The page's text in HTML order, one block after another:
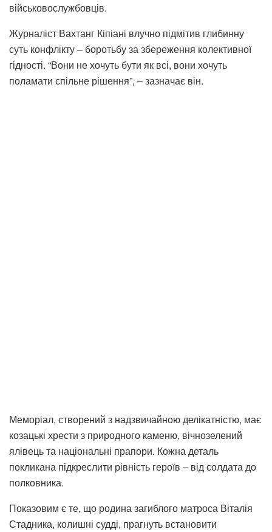
військовослужбовців.
Журналіст Вахтанг Кіпіані влучно підмітив глибинну
суть конфлікту – боротьбу за збереження колективної
гідності. “Вони не хочуть бути як всі, вони хочуть
поламати спільне рішення”, – зазначає він.
Меморіал, створений з надзвичайною делікатністю, має
козацькі хрести з природного каменю, вічнозелений
ялівець та національні прапори. Кожна деталь
покликана підкреслити рівність героїв – від солдата до
полковника.
Показовим є те, що родина загиблого матроса Віталія
Стадника, колишні судді, прагнуть встановити